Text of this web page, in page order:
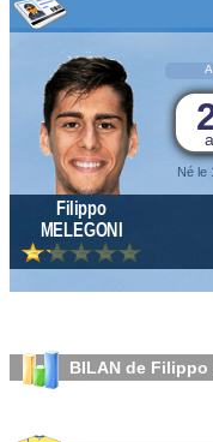
Né le
Filippo
MELEGONI
BILAN de Filippo